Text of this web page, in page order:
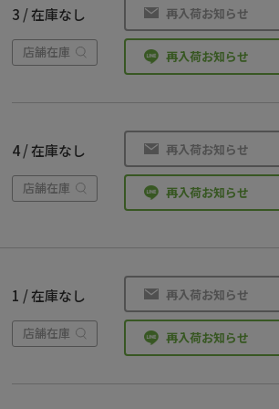
3 / 在庫なし
店舗在庫
再入荷お知らせ
再入荷お知らせ
4 / 在庫なし
店舗在庫
再入荷お知らせ
再入荷お知らせ
1 / 在庫なし
店舗在庫
再入荷お知らせ
再入荷お知らせ